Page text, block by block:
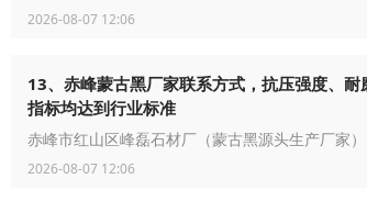
2026-08-07 12:06
13、赤峰蒙古黑厂家联系方式，抗压强度、耐
指标均达到行业标准
赤峰市红山区峰磊石材厂（蒙古黑源头生产厂家）
2026-08-07 12:06